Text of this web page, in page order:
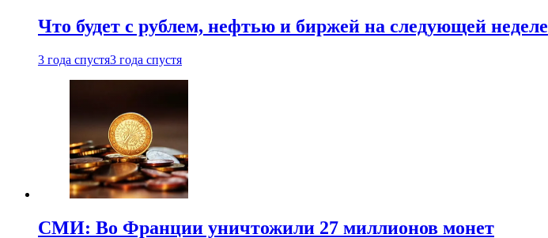
Что будет с рублем, нефтью и биржей на следующей неделе
3 года спустя3 года спустя
СМИ: Во Франции уничтожили 27 миллионов монет